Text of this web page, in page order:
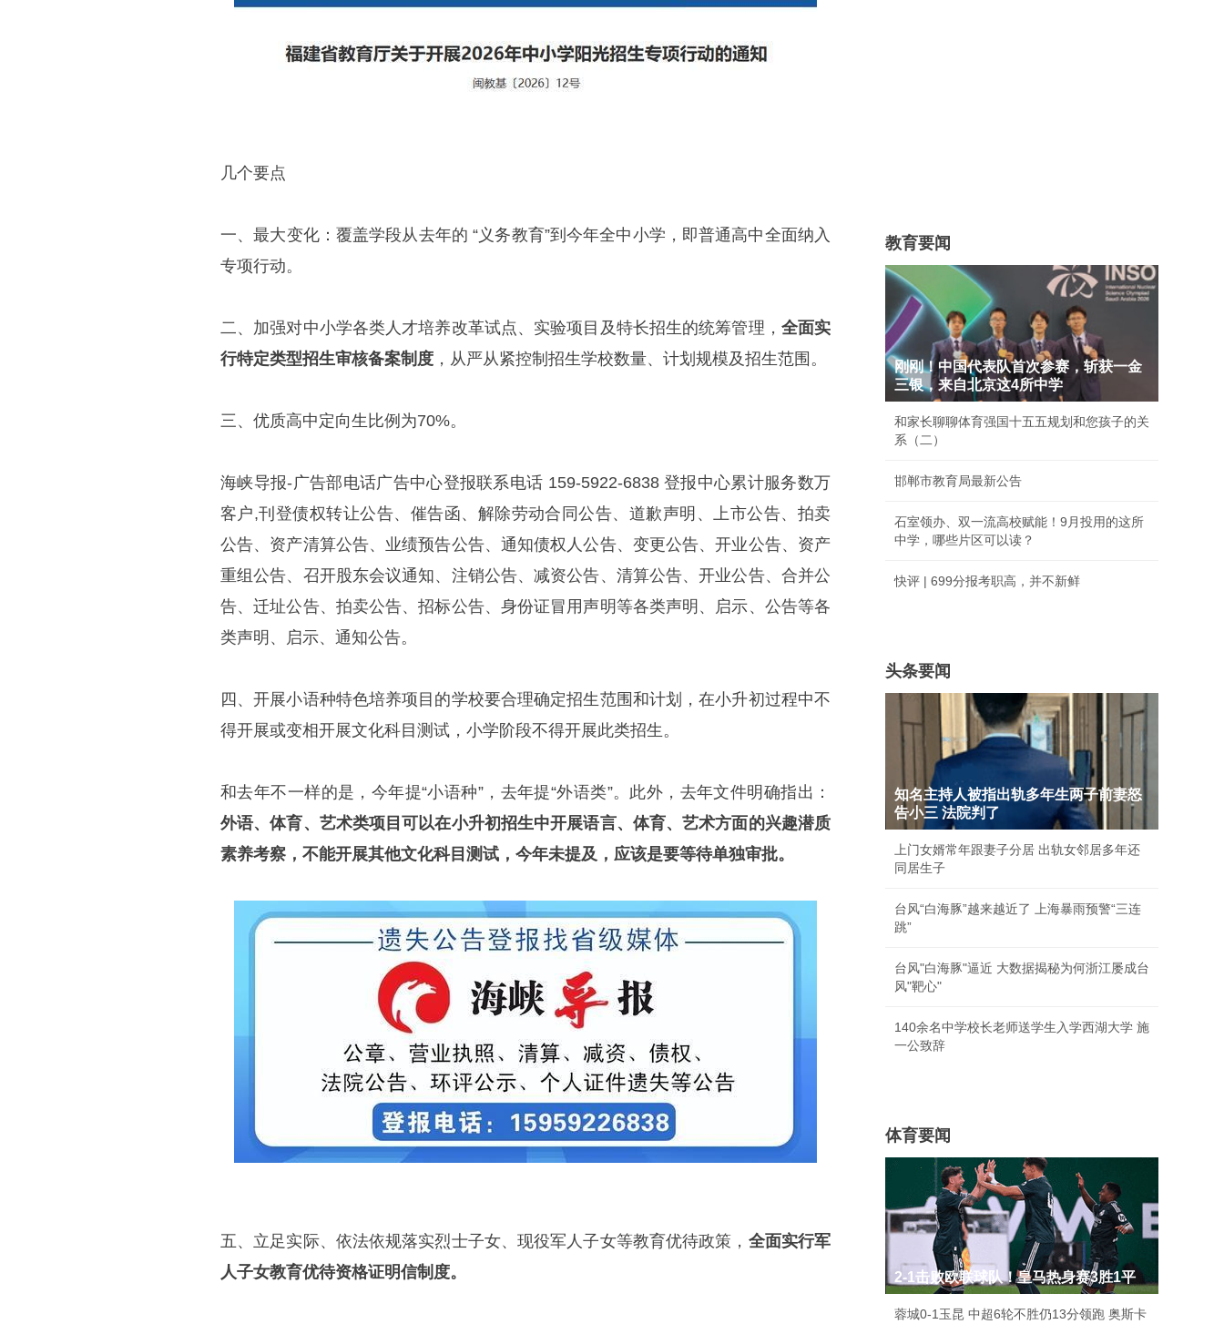
几个要点
一、最大变化：覆盖学段从去年的 “义务教育”到今年全中小学，即普通高中全面纳入
专项行动。
二、加强对中小学各类人才培养改革试点、实验项目及特长招生的统筹管理， 全面实
行特定类型招生审核备案制度 ，从严从紧控制招生学校数量、计划规模及招生范围。
三、优质高中定向生比例为70%。
海峡导报-广告部电话广告中心登报联系电话 159-5922-6838 登报中心累计服务数万
客户,刊登债权转让公告、催告函、解除劳动合同公告、道歉声明、上市公告、拍卖
公告、资产清算公告、业绩预告公告、通知债权人公告、变更公告、开业公告、资产
重组公告、召开股东会议通知、注销公告、减资公告、清算公告、开业公告、合并公
告、迁址公告、拍卖公告、招标公告、身份证冒用声明等各类声明、启示、公告等各
类声明、启示、通知公告。
四、开展小语种特色培养项目的学校要合理确定招生范围和计划，在小升初过程中不
得开展或变相开展文化科目测试，小学阶段不得开展此类招生。
和去年不一样的是，今年提“小语种”，去年提“外语类”。此外，去年文件明确指出：
外语、体育、艺术类项目可以在小升初招生中开展语言、体育、艺术方面的兴趣潜质
素养考察，不能开展其他文化科目测试，今年未提及，应该是要等待单独审批。
五、立足实际、依法依规落实烈士子女、现役军人子女等教育优待政策， 全面实行军
人子女教育优待资格证明信制度。
教育要闻
刚刚！中国代表队首次参赛，斩获一金
三银，来自北京这4所中学
和家长聊聊体育强国十五五规划和您孩子的关
系（二）
邯郸市教育局最新公告
石室领办、双一流高校赋能！9月投用的这所
中学，哪些片区可以读？
快评 | 699分报考职高，并不新鲜
头条要闻
知名主持人被指出轨多年生两子前妻怒
告小三 法院判了
上门女婿常年跟妻子分居 出轨女邻居多年还
同居生子
台风“白海豚”越来越近了 上海暴雨预警“三连
跳”
台风"白海豚"逼近 大数据揭秘为何浙江屡成台
风"靶心"
140余名中学校长老师送学生入学西湖大学 施
一公致辞
体育要闻
2-1击败欧联球队！皇马热身赛3胜1平
蓉城0-1玉昆 中超6轮不胜仍13分领跑 奥斯卡